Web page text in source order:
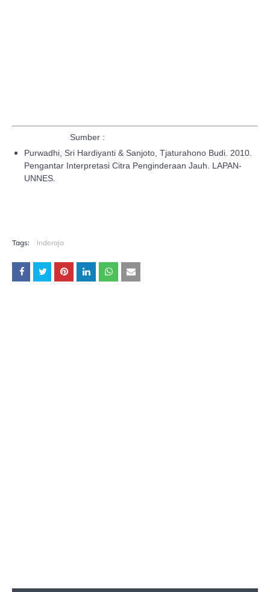
Sumber :
Purwadhi, Sri Hardiyanti & Sanjoto, Tjaturahono Budi. 2010.
Pengantar Interpretasi Citra Penginderaan Jauh. LAPAN-
UNNES.
Tags: Inderaja